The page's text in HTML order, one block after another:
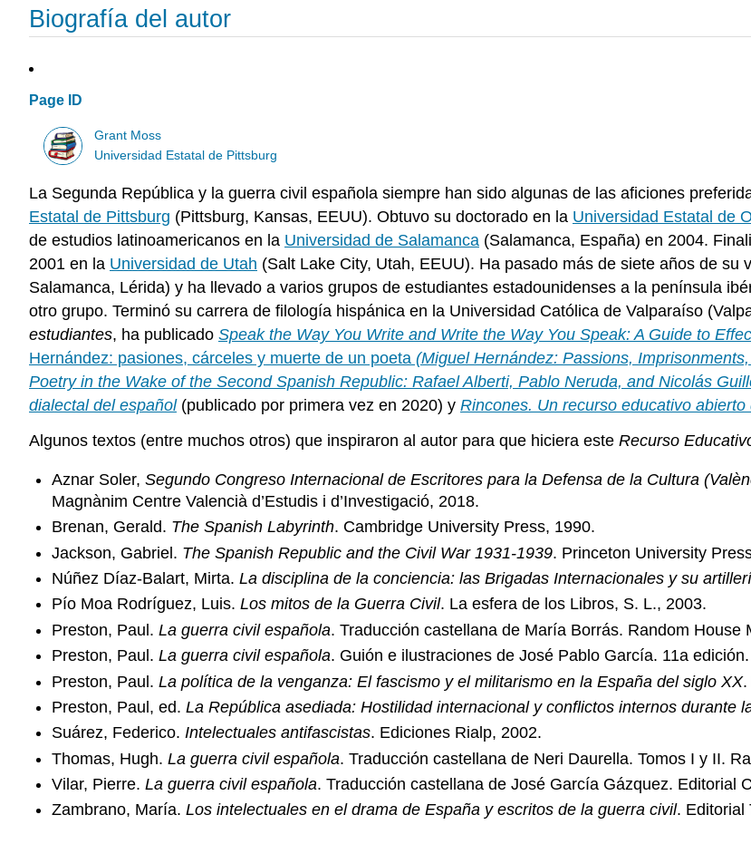
Biografía del autor
Page ID
Grant Moss
Universidad Estatal de Pittsburg
La Segunda República y la guerra civil española siempre han sido algunas de las aficiones
Estatal de Pittsburg (Pittsburg, Kansas, EEUU). Obtuvo su doctorado en la Universidad Estatal de
de estudios latinoamericanos en la Universidad de Salamanca (Salamanca, España) en 2004.
2001 en la Universidad de Utah (Salt Lake City, Utah, EEUU). Ha pasado más de siete años de
Salamanca, Lérida) y ha llevado a varios grupos de estudiantes estadounidenses a la península
otro grupo. Terminó su carrera de filología hispánica en la Universidad Católica de Valparaíso
estudiantes, ha publicado Speak the Way You Write and Write the Way You Speak: A Guide to
Hernández: pasiones, cárceles y muerte de un poeta (Miguel Hernández: Passions,
Poetry in the Wake of the Second Spanish Republic: Rafael Alberti, Pablo Neruda, and Nicolás
dialectal del español(publicado por primera vez en 2020) y Rincones. Un recurso educativo
Algunos textos (entre muchos otros) que inspiraron al autor para que hiciera este Recurso
Aznar Soler, Segundo Congreso Internacional de Escritores para la Defensa de la Cultura
Magnànim Centre Valencià d’Estudis i d’Investigació, 2018.
Brenan, Gerald. The Spanish Labyrinth. Cambridge University Press, 1990.
Jackson, Gabriel. The Spanish Republic and the Civil War 1931-1939. Princeton University
Núñez Díaz-Balart, Mirta. La disciplina de la conciencia: las Brigadas Internacionales y su
Pío Moa Rodríguez, Luis. Los mitos de la Guerra Civil. La esfera de los Libros, S. L., 2003.
Preston, Paul. La guerra civil española. Traducción castellana de María Borrás. Random House
Preston, Paul. La guerra civil española. Guión e ilustraciones de José Pablo García. 11a
Preston, Paul. La política de la venganza: El fascismo y el militarismo en la España del siglo XX.
Preston, Paul, ed. La República asediada: Hostilidad internacional y conflictos internos durante
Suárez, Federico. Intelectuales antifascistas. Ediciones Rialp, 2002.
Thomas, Hugh. La guerra civil española. Traducción castellana de Neri Daurella. Tomos I y II.
Vilar, Pierre. La guerra civil española. Traducción castellana de José García Gázquez. Editorial
Zambrano, María. Los intelectuales en el drama de España y escritos de la guerra civil. Editorial